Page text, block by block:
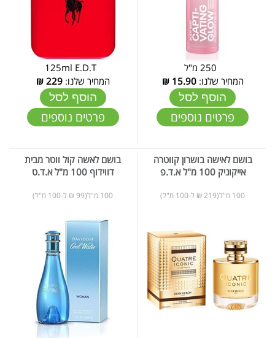
המחיר שלנו:15.90
₪
הוסף לסל
פרטים נוספים
125ml E.D.T
המחיר שלנו:229
₪
הוסף לסל
פרטים נוספים
בושם לאישה בושרון קווטרה
אייקוניק 100 מ"ל א.ד.פ
100 מ"ל(219 ₪ ל-100 מ"ל)
בושם לאשה קול ווטר מבית
דווידוף 100 מ"ל א.ד.ט
100 מ"ל(99 ₪ ל-100 מ"ל)